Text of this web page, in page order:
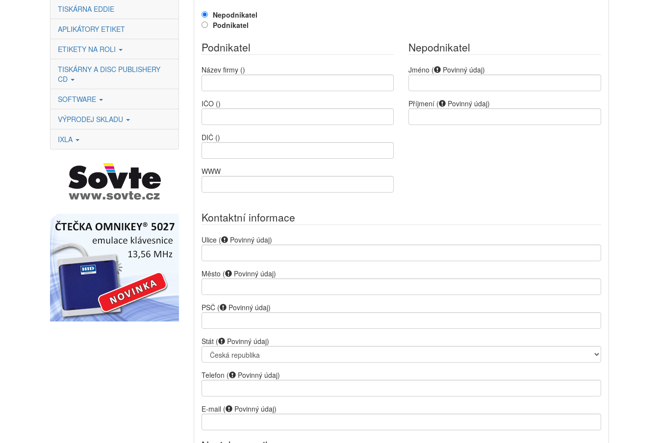
TISKÁRNA EDDIE
APLIKÁTORY ETIKET
ETIKETY NA ROLI
TISKÁRNY A DISC PUBLISHERY
CD
SOFTWARE
VÝPRODEJ SKLADU
IXLA
Nepodnikatel
Podnikatel
Podnikatel
Název firmy ()
IČO ()
DIČ ()
WWW
Nepodnikatel
Jméno ( Povinný údaj)
Příjmení ( Povinný údaj)
Kontaktní informace
Ulice ( Povinný údaj)
Město ( Povinný údaj)
PSČ ( Povinný údaj)
Stát ( Povinný údaj)
Telefon ( Povinný údaj)
E-mail ( Povinný údaj)